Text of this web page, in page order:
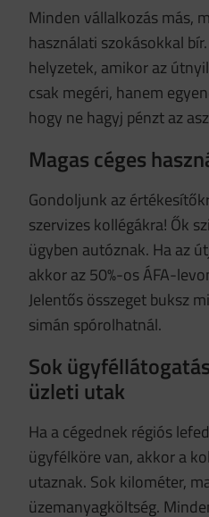
Minden vállalkozás más,
használati szokásokkal
helyzetek, amikor az
csak megéri, hanem
hogy ne hagyj pénzt az
Magas céges
Gondoljunk az
szervizes kollégákra! Ők
ügyben autóznak. Ha az
akkor az 50%-os ÁFA-
Jelentős összeget buksz
simán spórolhatnál.
Sok
üzleti utak
Ha a cégednek régiós
ügyfélköre van, akkor a
utaznak. Sok kilométer,
üzemanyagköltség.